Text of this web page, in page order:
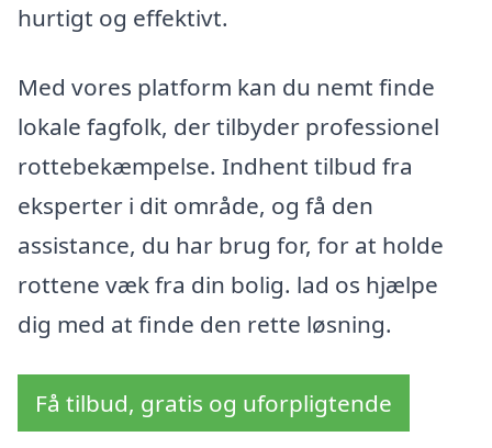
hurtigt og effektivt.
Med vores platform kan du nemt finde
lokale fagfolk, der tilbyder professionel
rottebekæmpelse. Indhent tilbud fra
eksperter i dit område, og få den
assistance, du har brug for, for at holde
rottene væk fra din bolig. lad os hjælpe
dig med at finde den rette løsning.
Få tilbud, gratis og uforpligtende